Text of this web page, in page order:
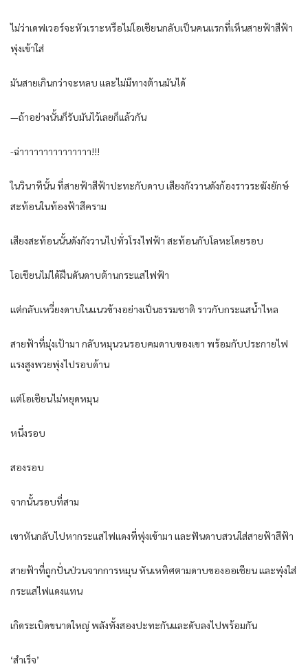
ไม่ว่าเดฟเวอร์จะหัวเราะหรือไม่โอเชียนกลับเป็นคนแรกที่เห็นสายฟ้าสีฟ้า
พุ่งเข้าใส่
มันสายเกินกว่าจะหลบ และไม่มีทางต้านมันได้
—ถ้าอย่างนั้นก็รับมันไว้เลยก็แล้วกัน
-ฉ่าาาาาาาาาาาาาาา!!!
ในวินาทีนั้น ที่สายฟ้าสีฟ้าปะทะกับดาบ เสียงกังวานดังก้องราวระฆังยักษ์
สะท้อนในท้องฟ้าสีคราม
เสียงสะท้อนนั้นดังกังวานไปทั่วโรงไฟฟ้า สะท้อนกับโลหะโดยรอบ
โอเชียนไม่ได้ฝืนดันดาบต้านกระแสไฟฟ้า
แต่กลับเหวี่ยงดาบในแนวข้างอย่างเป็นธรรมชาติ ราวกับกระแสน้ำไหล
สายฟ้าที่มุ่งเป้ามา กลับหมุนวนรอบคมดาบของเขา พร้อมกับประกายไฟ
แรงสูงพวยพุ่งไปรอบด้าน
แต่โอเชียนไม่หยุดหมุน
หนึ่งรอบ
สองรอบ
จากนั้นรอบที่สาม
เขาหันกลับไปหากระแสไฟแดงที่พุ่งเข้ามา และฟันดาบสวนใส่สายฟ้าสีฟ้า
สายฟ้าที่ถูกปั่นป่วนจากการหมุน หันเหทิศตามดาบของออเชียน และพุ่งใส่
กระแสไฟแดงแทน
เกิดระเบิดขนาดใหญ่ พลังทั้งสองปะทะกันและดับลงไปพร้อมกัน
‘สำเร็จ’